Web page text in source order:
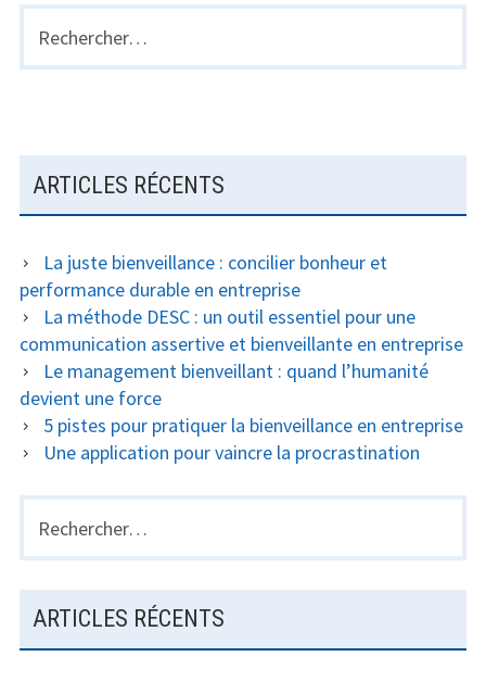
Pink
BARRE
LATÉRALE
Rechercher :
ARTICLES RÉCENTS
La juste bienveillance : concilier bonheur et
performance durable en entreprise
La méthode DESC : un outil essentiel pour une
communication assertive et bienveillante en entreprise
Le management bienveillant : quand l’humanité
devient une force
5 pistes pour pratiquer la bienveillance en entreprise
Une application pour vaincre la procrastination
Rechercher :
ARTICLES RÉCENTS